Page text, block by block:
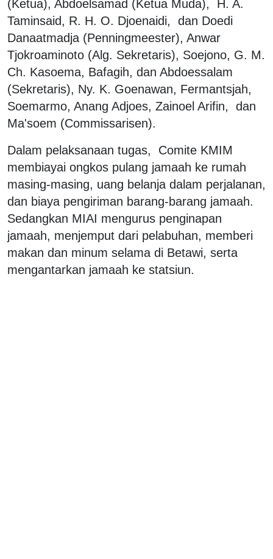
(Ketua), Abdoelsamad (Ketua Muda), H. A.
Taminsaid, R. H. O. Djoenaidi, dan Doedi
Danaatmadja (Penningmeester), Anwar
Tjokroaminoto (Alg. Sekretaris), Soejono, G. M.
Ch. Kasoema, Bafagih, dan Abdoessalam
(Sekretaris), Ny. K. Goenawan, Fermantsjah,
Soemarmo, Anang Adjoes, Zainoel Arifin, dan
Ma'soem (Commissarisen).
Dalam pelaksanaan tugas, Comite KMIM
membiayai ongkos pulang jamaah ke rumah
masing-masing, uang belanja dalam perjalanan,
dan biaya pengiriman barang-barang jamaah.
Sedangkan MIAI mengurus penginapan
jamaah, menjemput dari pelabuhan, memberi
makan dan minum selama di Betawi, serta
mengantarkan jamaah ke statsiun.